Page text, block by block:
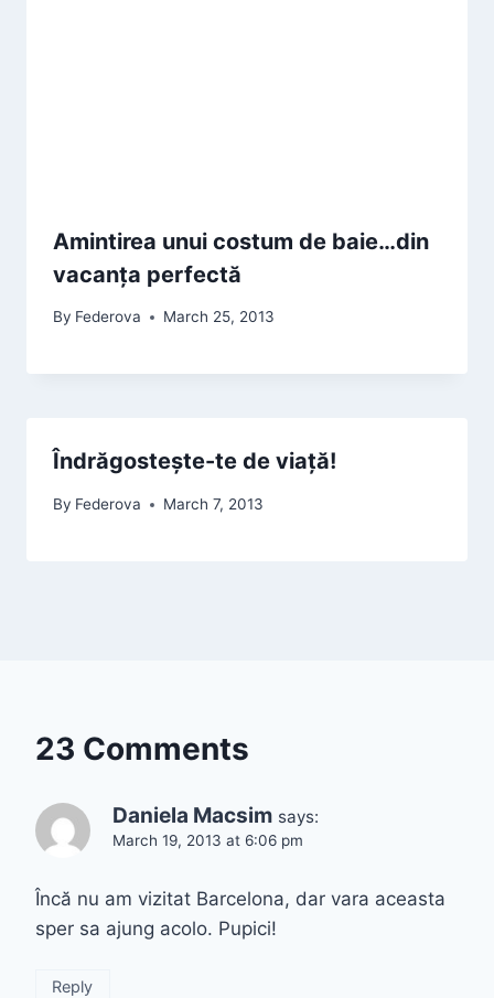
Amintirea unui costum de baie…din
vacanța perfectă
By Federova March 25, 2013
Îndrăgostește-te de viață!
By Federova March 7, 2013
23 Comments
Daniela Macsim says:
March 19, 2013 at 6:06 pm
Încă nu am vizitat Barcelona, dar vara aceasta
sper sa ajung acolo. Pupici!
Reply